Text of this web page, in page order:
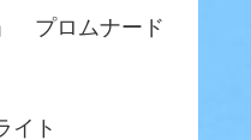
プロムナード
イト